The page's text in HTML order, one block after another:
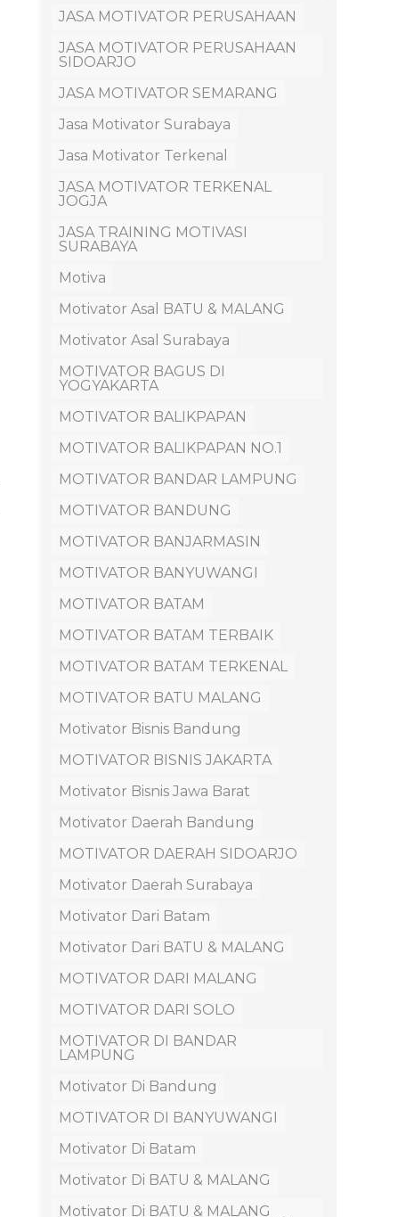
JASA MOTIVATOR PERUSAHAAN
JASA MOTIVATOR PERUSAHAAN
SIDOARJO
JASA MOTIVATOR SEMARANG
Jasa Motivator Surabaya
Jasa Motivator Terkenal
JASA MOTIVATOR TERKENAL
JOGJA
JASA TRAINING MOTIVASI
SURABAYA
Motiva
Motivator Asal BATU & MALANG
Motivator Asal Surabaya
MOTIVATOR BAGUS DI
YOGYAKARTA
MOTIVATOR BALIKPAPAN
MOTIVATOR BALIKPAPAN NO.1
MOTIVATOR BANDAR LAMPUNG
MOTIVATOR BANDUNG
MOTIVATOR BANJARMASIN
MOTIVATOR BANYUWANGI
MOTIVATOR BATAM
MOTIVATOR BATAM TERBAIK
MOTIVATOR BATAM TERKENAL
MOTIVATOR BATU MALANG
Motivator Bisnis Bandung
MOTIVATOR BISNIS JAKARTA
Motivator Bisnis Jawa Barat
Motivator Daerah Bandung
MOTIVATOR DAERAH SIDOARJO
Motivator Daerah Surabaya
Motivator Dari Batam
Motivator Dari BATU & MALANG
MOTIVATOR DARI MALANG
MOTIVATOR DARI SOLO
MOTIVATOR DI BANDAR
LAMPUNG
Motivator Di Bandung
MOTIVATOR DI BANYUWANGI
Motivator Di Batam
Motivator Di BATU & MALANG
Motivator Di BATU & MALANG